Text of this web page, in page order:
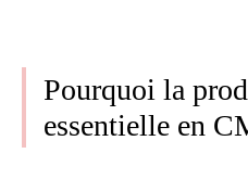
Pourquoi la
essentielle en